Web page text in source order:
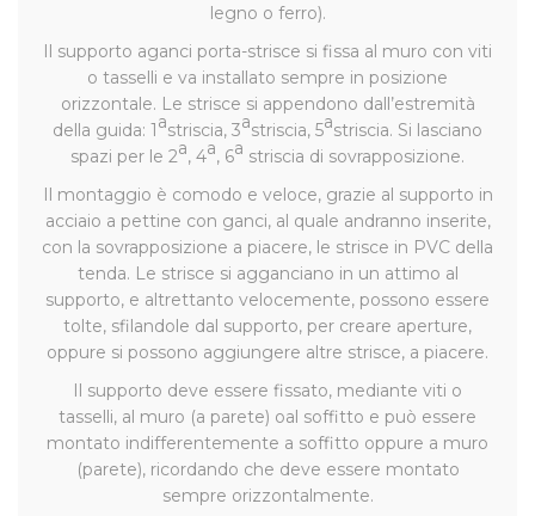
legno o ferro).
Il supporto aganci porta-strisce si fissa al muro con viti
o tasselli e va installato sempre in posizione
orizzontale. Le strisce si appendono dall’estremità
della guida: 1astriscia, 3astriscia, 5astriscia. Si lasciano
spazi per le 2a, 4a, 6a striscia di sovrapposizione.
Il montaggio è comodo e veloce, grazie al supporto in
acciaio a pettine con ganci, al quale andranno inserite,
con la sovrapposizione a piacere, le strisce in PVC della
tenda. Le strisce si agganciano in un attimo al
supporto, e altrettanto velocemente, possono essere
tolte, sfilandole dal supporto, per creare aperture,
oppure si possono aggiungere altre strisce, a piacere.
Il supporto deve essere fissato, mediante viti o
tasselli, al muro (a parete) oal soffitto e può essere
montato indifferentemente a soffitto oppure a muro
(parete), ricordando che deve essere montato
sempre orizzontalmente.